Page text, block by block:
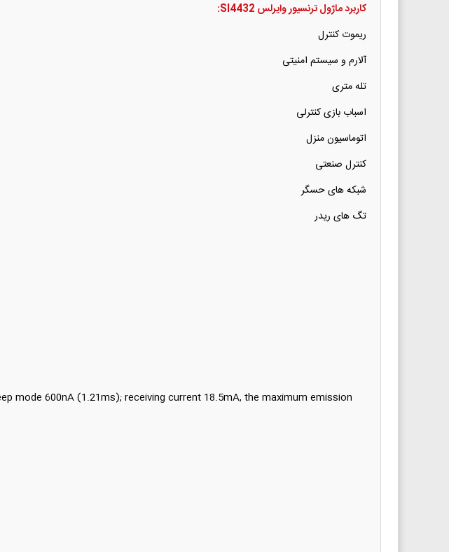
کاربرد ماژول ترنسیور وایرلس SI4432:
ریموت کنترل
آلارم و سیستم امنیتی
تله متری
اسباب بازی کنترلی
اتوماسیون منزل
کنترل صنعتی
شبکه های حسگر
تگ های ریدر
mode 600nA (1.21ms); receiving current 18.5mA, the maximum emission